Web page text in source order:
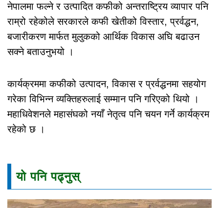
नेपालमा फल्ने र उत्पादित कफीको अन्तराष्ट्रिय व्यापार पनि
राम्रो रहेकोले सरकारले कफी खेतीको विस्तार, प्रर्वद्धन,
बजारीकरण मार्फत मुलुकको आर्थिक विकास अघि बढाउन
सक्ने बताउनुभयो ।
कार्यक्रममा कफीको उत्पादन, विकास र प्रर्वद्धनमा सहयोग
गरेका विभिन्न व्यक्तिहरुलाई सम्मान पनि गरिएको थियो ।
महाधिवेशनले महासंघको नयाँ नेतृत्व पनि चयन गर्ने कार्यक्रम
रहेको छ ।
यो पनि पढ्नुस्